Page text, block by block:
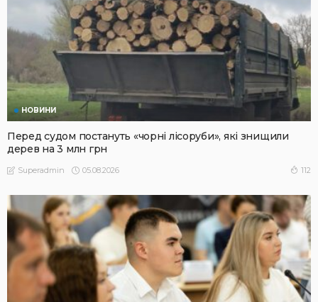
НОВИНИ
Перед судом постануть «чорні лісоруби», які знищили
дерев на 3 млн грн
Superadmin 05.08.2026 112